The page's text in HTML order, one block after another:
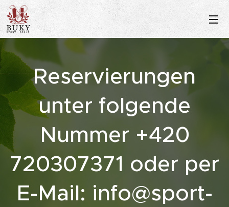
Reservierungen
unter folgende
Nummer +420
720307371 oder per
E-Mail: info@sport-